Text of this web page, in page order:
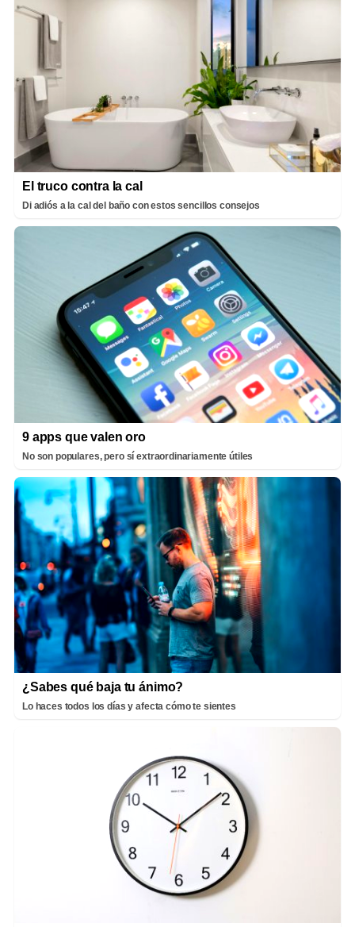
El truco contra la cal
Di adiós a la cal del baño con estos sencillos consejos
9 apps que valen oro
No son populares, pero sí extraordinariamente útiles
¿Sabes qué baja tu ánimo?
Lo haces todos los días y afecta cómo te sientes